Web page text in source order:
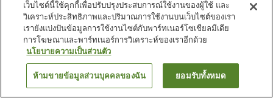
Wi-Fi
เดินห้านาทีถึงสถานี
เลานจ์
ตู้จำหน่ายอัตโนมัติ
หน้าแรก ญี่ปุ่น คานากาวะ
Hotel Harbour Yokosuka
ค้นหาห้องพัก
เว็บไซต์นี้ใช้คุกกี้เพื่อปรับปรุงประสบการณ์ใช้งานของผู้ใช้ และ
วิเคราะห์ประสิทธิภาพและปริมาณการใช้งานบนเว็บไซต์ของเรา
เรายังแบ่งปันข้อมูลการใช้งานไซต์กับพาร์ทเนอร์โซเชียลมีเดีย
การโฆษณาและพาร์ทเนอร์การวิเคราะห์ของเราอีกด้วย
นโยบายความเป็นส่วนตัว
ห้ามขายข้อมูลส่วนบุคคลของฉัน ยอมรับทั้งหมด